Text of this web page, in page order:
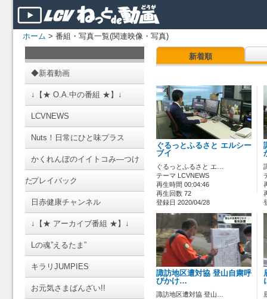
ホーム > 番組・写真一覧(関連映像・写真)
◆新着動画
↓【★ O.A.中の番組 ★】↓
LCVNEWS
Nuts！日常にひと味プラス
かくれんぼのイイトコみ―つけ
たプレイバック
日赤健康チャンネル
↓【★ アーカイブ番組 ★】↓
Lの魂”えるたま”
キラリJUMPIES
お元気さまばんざい!!
新着順
ぐるっとふるさと エルシー
ブイ
ぐるっとふるさと エ…
テーマ LCVNEWS
再生時間 00:04:46
再生回数 72
登録日 2020/04/28
諏訪地区遭対協 登山自粛呼
びかけ…
諏訪地区遭対協 登山…